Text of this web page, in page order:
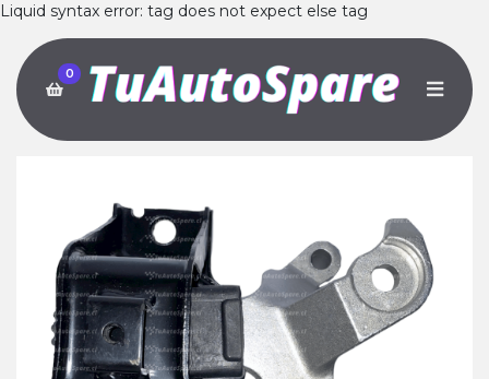
Liquid syntax error: tag does not expect else tag
0